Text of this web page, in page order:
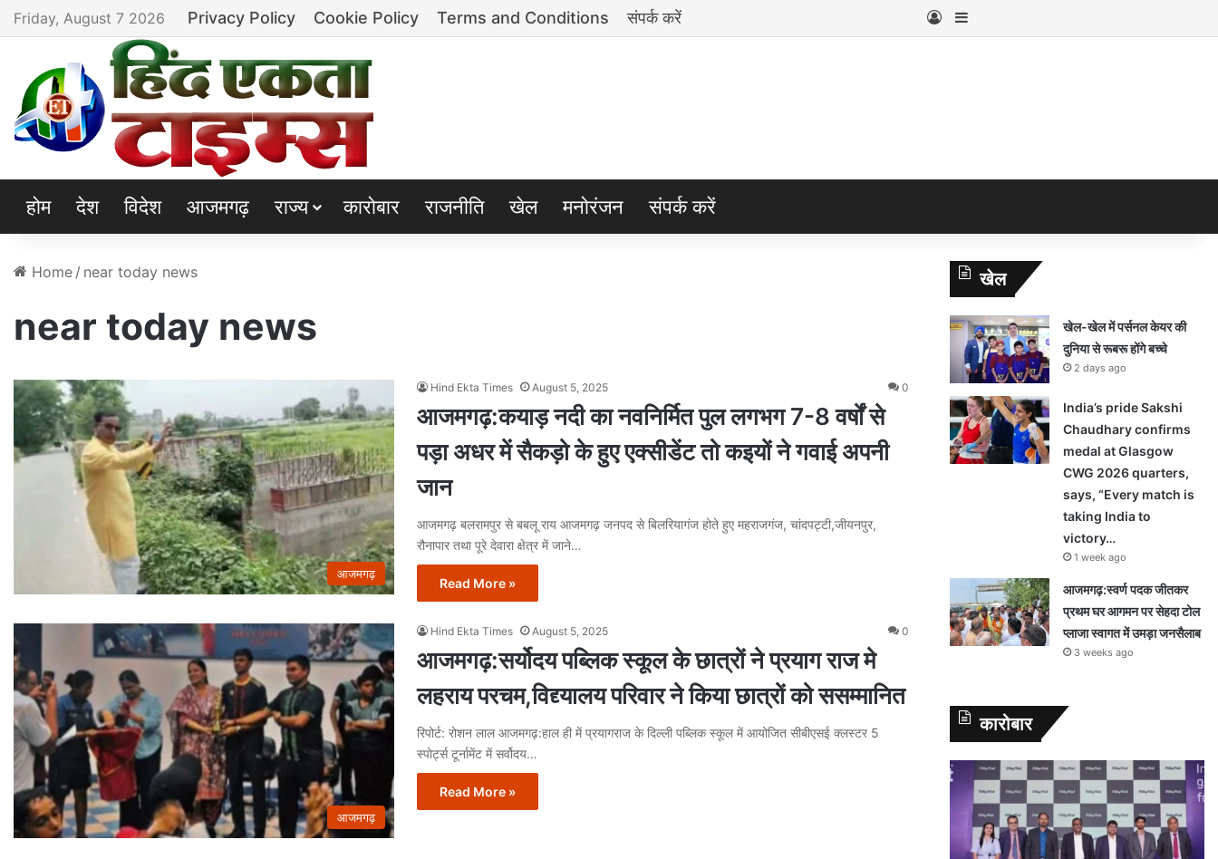
Friday, August 7 2026 Privacy Policy Cookie Policy Terms and Conditions संपर्क करें Log InSidebar
होम देश विदेश आजमगढ़ राज्य कारोबार राजनीति खेल मनोरंजन संपर्क करें
Home / near today news
near today news
आजमगढ़
Hind Ekta Times August 5, 2025 0
आजमगढ़:कयाड़ नदी का नवनिर्मित पुल लगभग 7-8 वर्षों से
पड़ा अधर में सैकड़ो के हुए एक्सीडेंट तो कइयों ने गवाई अपनी
जान
आजमगढ़ बलरामपुर से बबलू राय आजमगढ़ जनपद से बिलरियागंज होते हुए महराजगंज, चांदपट्टी,जीयनपुर,
रौनापार तथा पूरे देवारा क्षेत्र में जाने…
Read More »
आजमगढ़
Hind Ekta Times August 5, 2025 0
आजमगढ़:सर्योदय पब्लिक स्कूल के छात्रों ने प्रयाग राज मे
लहराय परचम,विद्द्यालय परिवार ने किया छात्रों को ससम्मानित
रिपोर्ट: रोशन लाल आजमगढ़:हाल ही में प्रयागराज के दिल्ली पब्लिक स्कूल में आयोजित सीबीएसई क्लस्टर 5
स्पोर्ट्स टूर्नामेंट में सर्वोदय…
Read More »
खेल
खेल-खेल में पर्सनल केयर की
दुनिया से रूबरू होंगे बच्चे
2 days ago
India’s pride Sakshi
Chaudhary confirms
medal at Glasgow
CWG 2026 quarters,
says, “Every match is
taking India to
victory…
1 week ago
आजमगढ़:स्वर्ण पदक जीतकर
प्रथम घर आगमन पर सेहदा टोल
प्लाजा स्वागत में उमड़ा जनसैलाब
3 weeks ago
कारोबार